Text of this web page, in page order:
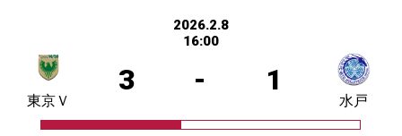
2026.2.8
16:00
3 - 1
東京Ｖ 水戸